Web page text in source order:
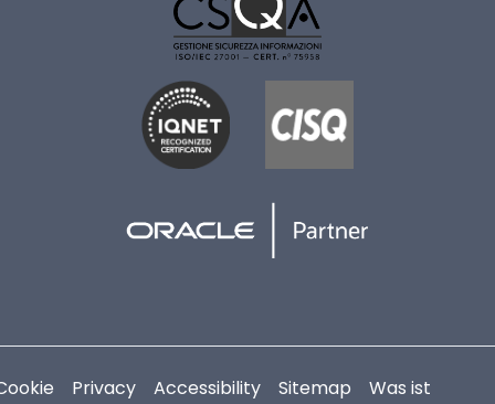
Privacy
Accessibility Sitemap
Was ist